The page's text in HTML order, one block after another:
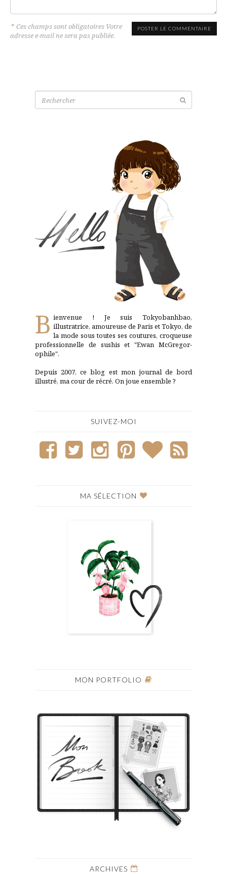
* Ces champs sont obligatoires Votre
adresse e-mail ne sera pas publiée.
Recherche
pour:
B ienvenue ! Je suis Tokyobanhbao,
illustratrice, amoureuse de Paris et Tokyo, de
la mode sous toutes ses coutures, croqueuse
professionnelle de sushis et "Ewan McGregor-
ophile".
Depuis 2007, ce blog est mon journal de bord
illustré, ma cour de récré. On joue ensemble ?
SUIVEZ-MOI
MA SÉLECTION
MON PORTFOLIO
ARCHIVES